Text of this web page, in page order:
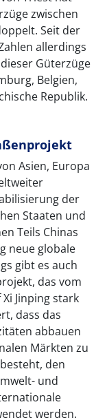
zwischen
Seit der
allerdings
Güterzüge
Belgien,
Republik.
Asien, Europa
der
Staaten und
Teils Chinas
neue globale
gibt es auch
das vom
Jinping stark
dass das
abbauen
Märkten zu
den
und
werden.